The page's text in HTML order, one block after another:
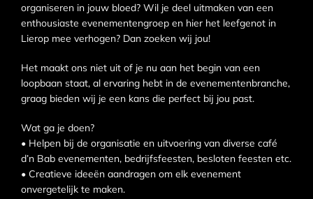
organiseren in jouw bloed? Wil je deel uitmaken van een
enthousiaste evenementengroep en hier het leefgenot in
Lierop mee verhogen? Dan zoeken wij jou!
Het maakt ons niet uit of je nu aan het begin van een
loopbaan staat, al ervaring hebt in de evenementenbranche,
graag bieden wij je een kans die perfect bij jou past.
Wat ga je doen?
• Helpen bij de organisatie en uitvoering van diverse café
d’n Bab evenementen, bedrijfsfeesten, besloten feesten etc.
• Creatieve ideeën aandragen om elk evenement
onvergetelijk te maken.